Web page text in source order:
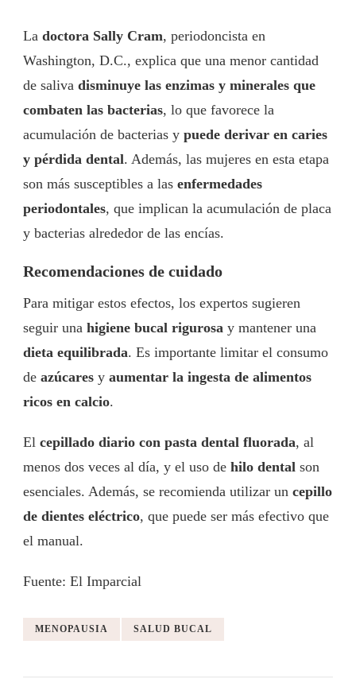
La doctora Sally Cram, periodoncista en
Washington, D.C., explica que una menor cantidad
de saliva disminuye las enzimas y minerales que
combaten las bacterias, lo que favorece la
acumulación de bacterias y puede derivar en caries
y pérdida dental. Además, las mujeres en esta etapa
son más susceptibles a las enfermedades
periodontales, que implican la acumulación de placa
y bacterias alrededor de las encías.
Recomendaciones de cuidado
Para mitigar estos efectos, los expertos sugieren
seguir una higiene bucal rigurosa y mantener una
dieta equilibrada. Es importante limitar el consumo
de azúcares y aumentar la ingesta de alimentos
ricos en calcio.
El cepillado diario con pasta dental fluorada, al
menos dos veces al día, y el uso de hilo dental son
esenciales. Además, se recomienda utilizar un cepillo
de dientes eléctrico, que puede ser más efectivo que
el manual.
Fuente: El Imparcial
MENOPAUSIA SALUD BUCAL